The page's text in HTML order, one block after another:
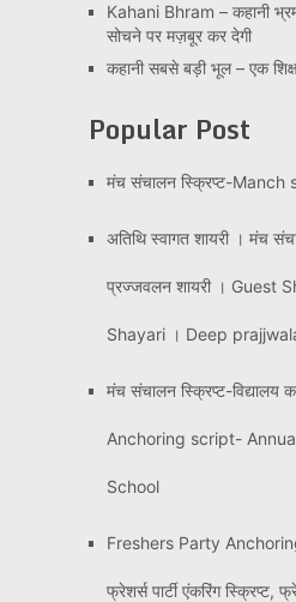
Kahani Bhram – कहानी
सोचने पर मज़बूर कर देगी
कहानी सबसे बड़ी भूल – एक
Popular Post
मंच संचालन स्क्रिप्ट-
अतिथि स्वागत शायरी । मंच
प्रज्जवलन शायरी । Guest
Shayari । Deep
मंच संचालन स्क्रिप्ट-विद्यालय का
Anchoring script-
School
Freshers Party
फ्रेशर्स पार्टी एंकरिंग स्क्रिप्ट,